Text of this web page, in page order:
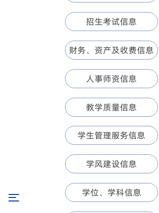
招生考试信息
财务、资产及收费信息
人事师资信息
教学质量信息
学生管理服务信息
学风建设信息
学位、学科信息